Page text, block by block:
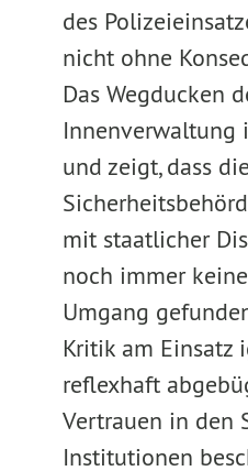
des
nicht ohne
Das Wegducken
Innenverwaltung
und zeigt, dass die
mit staatlicher
noch immer
Umgang
Kritik am Einsatz
reflexhaft
Vertrauen in den
Institutionen